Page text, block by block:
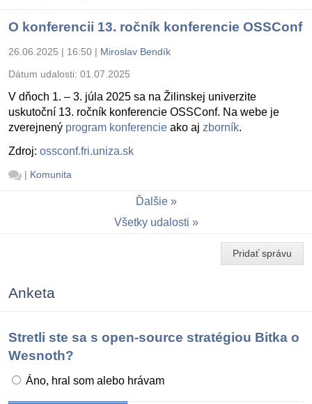
O konferencii 13. ročník konferencie OSSConf
26.06.2025 | 16:50 | Miroslav Bendík
Dátum udalosti: 01.07.2025
V dňoch 1. – 3. júla 2025 sa na Žilinskej univerzite
uskutoční 13. ročník konferencie OSSConf. Na webe je
zverejnený program konferencie ako aj zborník.
Zdroj: ossconf.fri.uniza.sk
| Komunita
Ďalšie
Všetky udalosti
Pridať správu
Anketa
Stretli ste sa s open-source stratégiou Bitka o
Wesnoth?
Áno, hral som alebo hrávam